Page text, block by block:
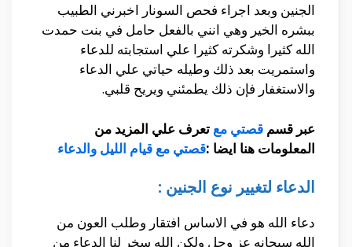
الجنين وبعد اجراء فحص السونار اخبرني الطبيب
ببشره الخير وهي انني بالفعل حامل في بنت حمدت
الله كثيرا وشكرته كثيرا علي استجابته للدعاء
واستمريت بعد ذلك وطيله حياتي علي الدعاء
والاستغفار فإن ذلك يطمئني ويريح قلبي.
عبر قسم قصتي مع تعرف علي المزيد من
المعلومات هنا ايضا :قصتي مع قيام الليل والدعاء
الدعاء لتغيير نوع الجنين :
دعاء الله هو في الاساس افتقار وطلب العون من
الله سبحانه عز وجل ولكن الله سخر لنا الدعاء من